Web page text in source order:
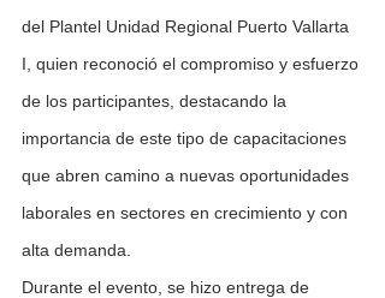
del Plantel Unidad Regional Puerto Vallarta
I, quien reconoció el compromiso y esfuerzo
de los participantes, destacando la
importancia de este tipo de capacitaciones
que abren camino a nuevas oportunidades
laborales en sectores en crecimiento y con
alta demanda.
Durante el evento, se hizo entrega de